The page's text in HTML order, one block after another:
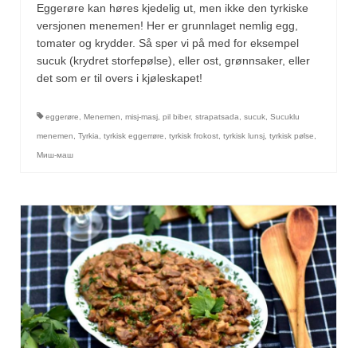
Eggerøre kan høres kjedelig ut, men ikke den tyrkiske
versjonen menemen! Her er grunnlaget nemlig egg,
tomater og krydder. Så sper vi på med for eksempel
sucuk (krydret storfepølse), eller ost, grønnsaker, eller
det som er til overs i kjøleskapet!
eggerøre Menemen misj-masj pil biber, strapatsada sucuk Sucuklu
menemen Tyrkia tyrkisk eggerrøre tyrkisk frokost tyrkisk lunsj tyrkisk pølse
Миш-маш